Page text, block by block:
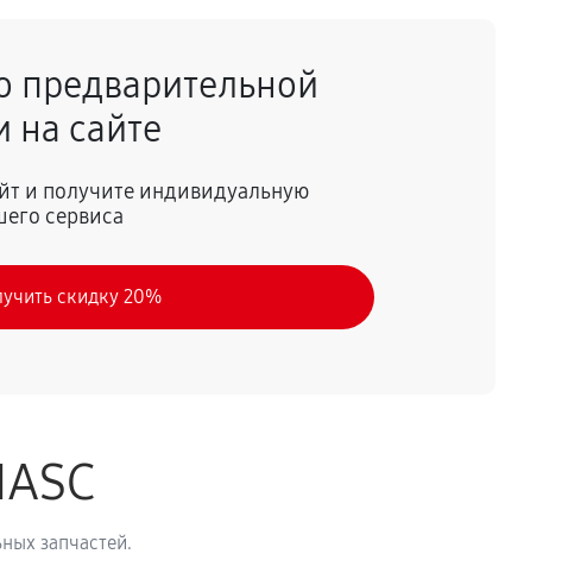
предварительной
на сайте
и получите индивидуальную
сервиса
скидку 20%
запчастей.